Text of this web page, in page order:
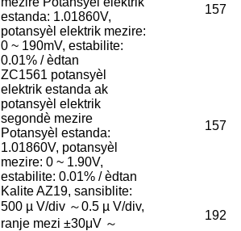
estanda: 1.01860V,
potansyèl elektrik mezire:
0 ~ 190mV, estabilite:
0.01% / èdtan
157
ZC1561 potansyèl
elektrik estanda ak
potansyèl elektrik
segondè mezire
Potansyèl estanda:
1.01860V, potansyèl
mezire: 0 ~ 1.90V,
estabilite: 0.01% / èdtan
157
Kalite AZ19, sansiblite:
500 µ V/div ～0.5 µ V/div,
ranje mezi ±30μV ～
192